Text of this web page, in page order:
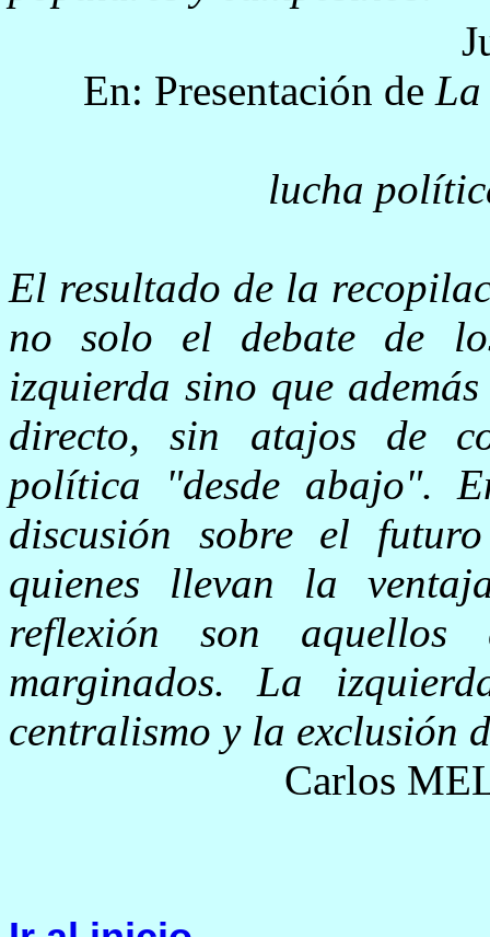
En: Presentación de
lucha
El resultado de la
no solo el debate de
izquierda sino que
directo, sin atajos de
política "desde abajo".
discusión sobre el
quienes llevan la
reflexión son aquellos
marginados. La
centralismo y la exclusión
Carlos